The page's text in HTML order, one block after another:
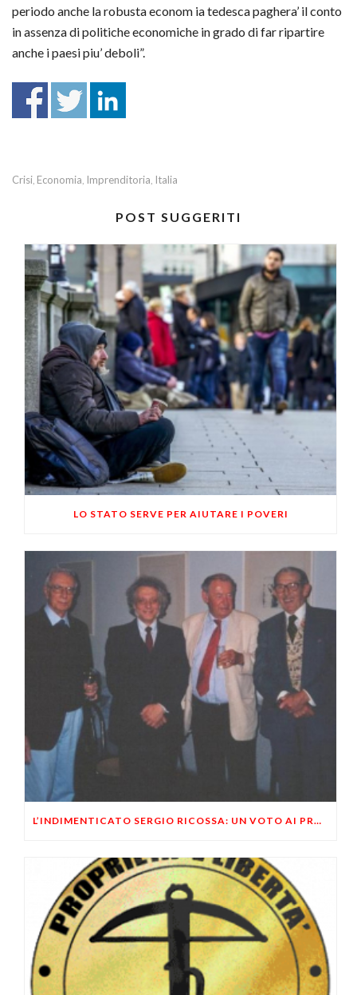
periodo anche la robusta econom ia tedesca paghera’ il conto
in assenza di politiche economiche in grado di far ripartire
anche i paesi piu’ deboli”.
Crisi Economia Imprenditoria Italia
POST SUGGERITI
LO STATO SERVE PER AIUTARE I POVERI
L’INDIMENTICATO SERGIO RICOSSA: UN VOTO AI PRODUTTORI